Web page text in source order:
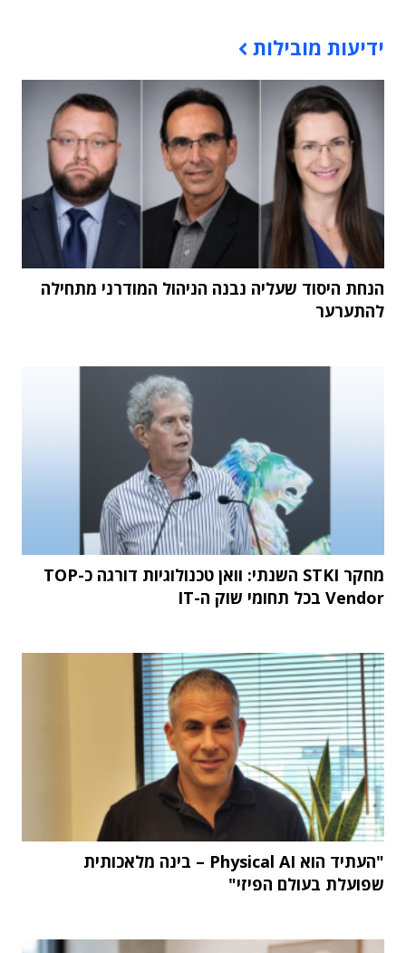
ידיעות מובילות
הנחת היסוד שעליה נבנה הניהול המודרני מתחילה
להתערער
מחקר STKI השנתי: וואן טכנולוגיות דורגה כ-TOP
Vendor בכל תחומי שוק ה-IT
"העתיד הוא Physical AI – בינה מלאכותית
שפועלת בעולם הפיזי"